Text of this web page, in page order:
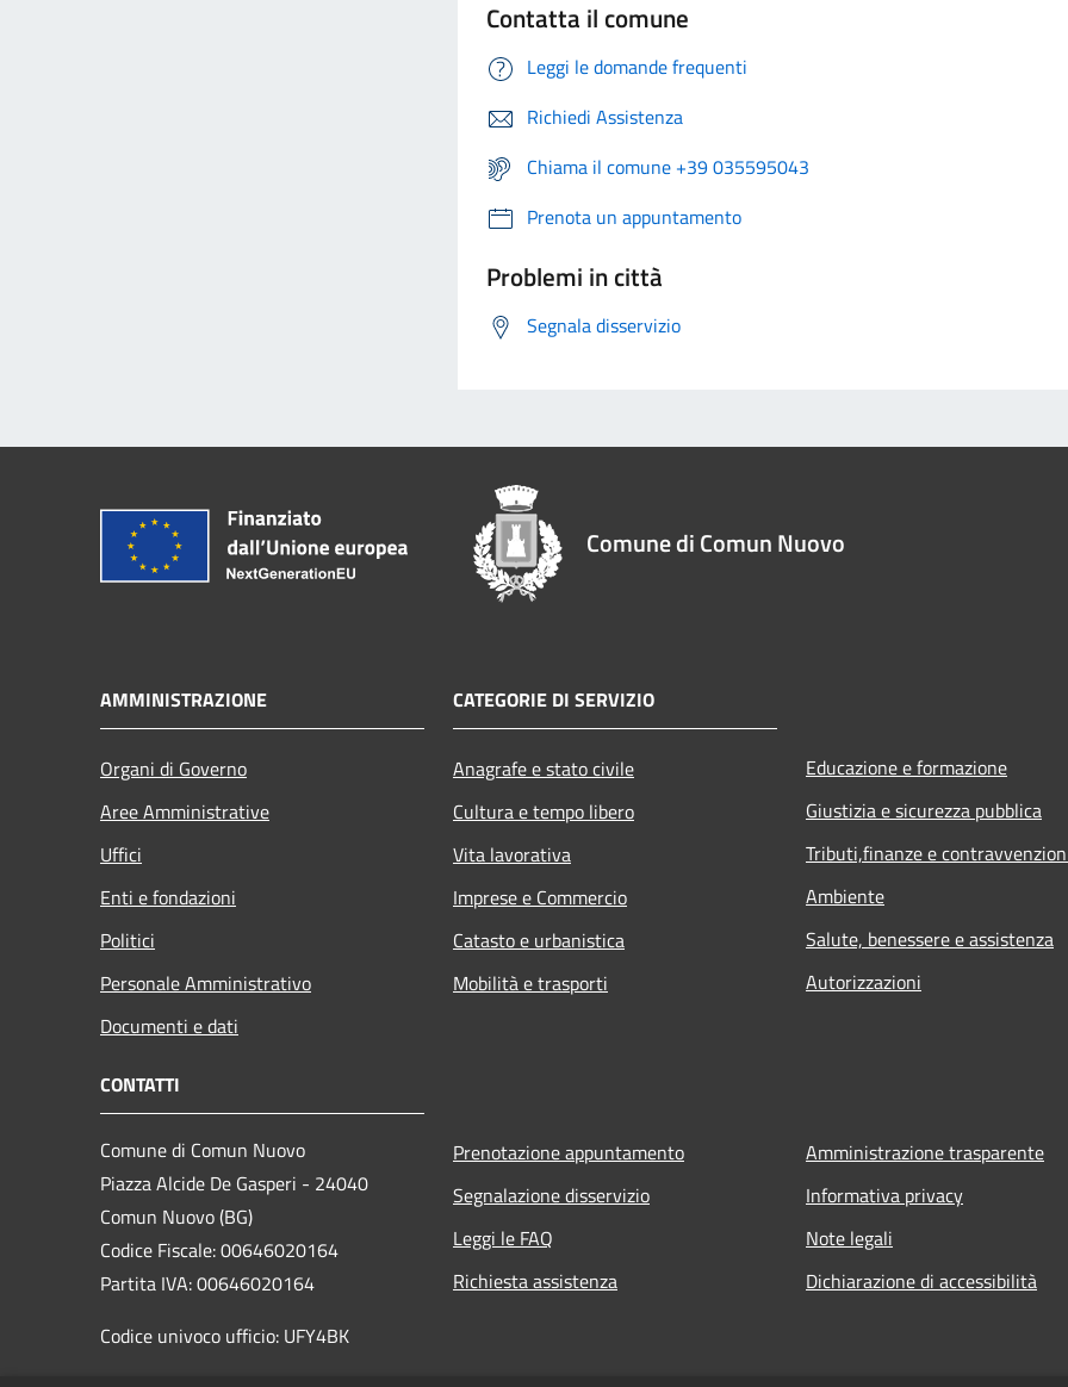
Contatta il comune
Leggi le domande frequenti
Richiedi Assistenza
Chiama il comune +39 035595043
Prenota un appuntamento
Problemi in città
Segnala disservizio
Comune di Comun Nuovo
AMMINISTRAZIONE
Organi di Governo
Aree Amministrative
Uffici
Enti e fondazioni
Politici
Personale Amministrativo
Documenti e dati
CATEGORIE DI SERVIZIO
Anagrafe e stato civile
Cultura e tempo libero
Vita lavorativa
Imprese e Commercio
Catasto e urbanistica
Mobilità e trasporti
Educazione e formazione
Giustizia e sicurezza pubblica
Tributi,finanze e
Ambiente
Salute, benessere e assistenza
Autorizzazioni
CONTATTI
Comune di Comun Nuovo
Piazza Alcide De Gasperi - 24040
Comun Nuovo (BG)
Codice Fiscale: 00646020164
Partita IVA: 00646020164
Codice univoco ufficio: UFY4BK
Prenotazione appuntamento
Segnalazione disservizio
Leggi le FAQ
Richiesta assistenza
Amministrazione trasparente
Informativa privacy
Note legali
Dichiarazione di accessibilità